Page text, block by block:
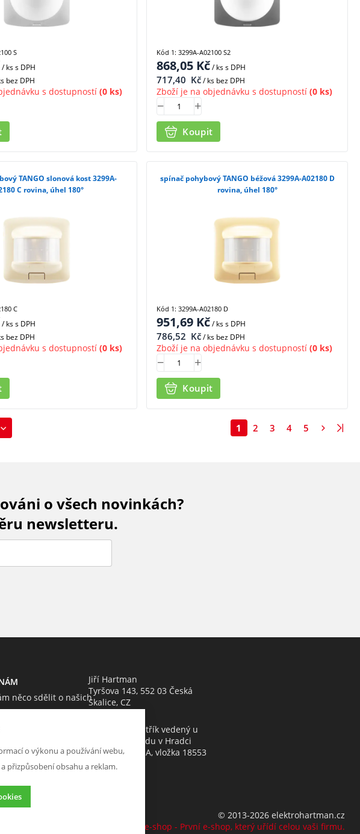
/ kss DPH
bez DPH
s dostupností(0 ks)
S
868,05 Kč/ kss DPH
717,40 Kč/ ks bez DPH
Zboží je na objednávku s dostupností (0 ks)
Koupit
Kód 1: 3299A-A02100 S2
TANGO slonová kost 3299A-
C rovina, úhel 180°
/ kss DPH
bez DPH
s dostupností(0 ks)
C
spínač pohybový TANGO béžová 3299A-A02180 D
rovina, úhel 180°
951,69 Kč/ kss DPH
786,52 Kč/ ks bez DPH
Zboží je na objednávku s dostupností (0 ks)
Koupit
Kód 1: 3299A-A02180 D
1 2 3 4 5
o všech novinkách?
newsletteru.
něco sdělit o našich
zprávu
Jiří Hartman
Tyršova 143, 552 03 Česká
Skalice, CZ
Obchodní rejstřík vedený u
Krajského soudu v Hradci
Králové, oddíl A, vložka 18553
© 2013-2026 elektrohartman.cz
K2 e-shop - První e-shop, který uřídí celou vaši firmu.
o výkonu a používání webu,
přizpůsobení obsahu a reklam.